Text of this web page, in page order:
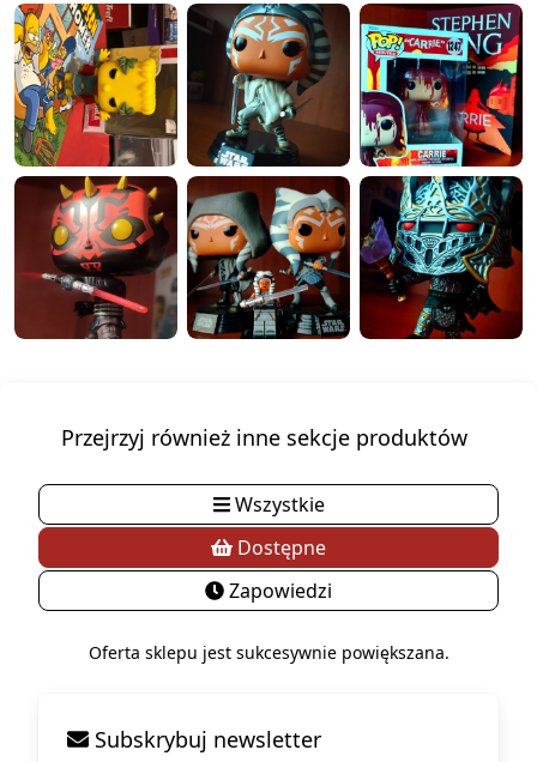
Przejrzyj również inne sekcje produktów
Wszystkie
Dostępne
Zapowiedzi
Oferta sklepu jest sukcesywnie powiększana.
Subskrybuj newsletter